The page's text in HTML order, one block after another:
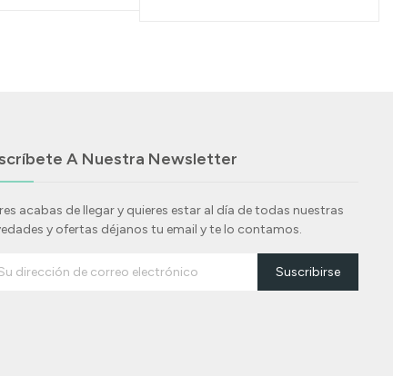
A Nuestra Newsletter
acabas de llegar y quieres estar al día de todas nuestras
y ofertas déjanos tu email y te lo contamos.
Suscribirse